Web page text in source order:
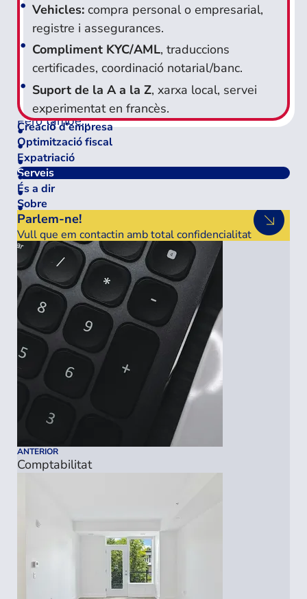
Vehicles:compra personal o empresarial,
registre i assegurances.
Compliment KYC/AML, traduccions
certificades, coordinació notarial/banc.
Suport de la A a la Z, xarxa local, servei
experimentat en francès.
Però també...
Creaciо́ d'empresa
Optimització fiscal
Expatriació
Serveis
És a dir
Sobre
Parlem-ne!
Vull que em contactin amb total confidencialitat
ANTERIOR
Comptabilitat